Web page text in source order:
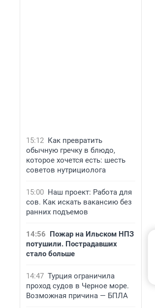
15:12 Как превратить
обычную гречку в блюдо,
которое хочется есть: шесть
советов нутрициолога
15:00 Наш проект: Работа для
сов. Как искать вакансию без
ранних подъемов
14:56 Пожар на Ильском НПЗ
потушили. Пострадавших
стало больше
14:47 Турция ограничила
проход судов в Черное море.
Возможная причина — БПЛА